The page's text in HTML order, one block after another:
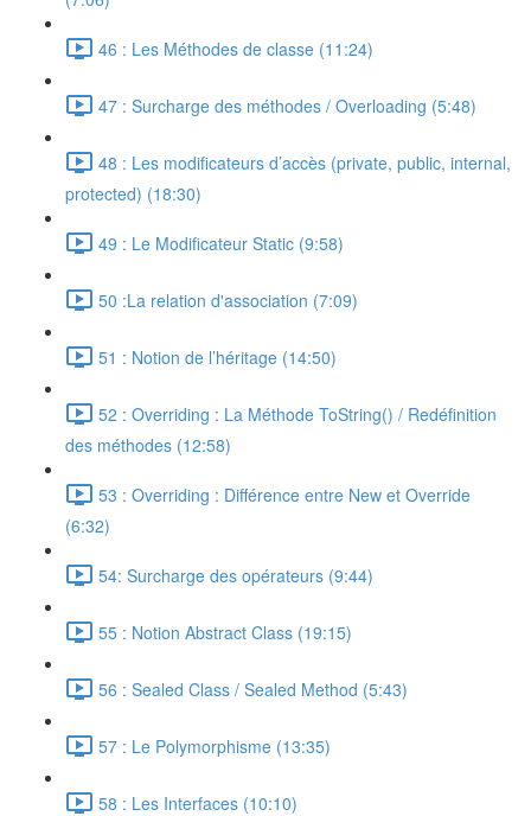
46 : Les Méthodes de classe (11:24)
47 : Surcharge des méthodes / Overloading (5:48)
48 : Les modificateurs d’accès (private, public, internal,
protected) (18:30)
49 : Le Modificateur Static (9:58)
50 :La relation d'association (7:09)
51 : Notion de l’héritage (14:50)
52 : Overriding : La Méthode ToString() / Redéfinition
des méthodes (12:58)
53 : Overriding : Différence entre New et Override
(6:32)
54: Surcharge des opérateurs (9:44)
55 : Notion Abstract Class (19:15)
56 : Sealed Class / Sealed Method (5:43)
57 : Le Polymorphisme (13:35)
58 : Les Interfaces (10:10)